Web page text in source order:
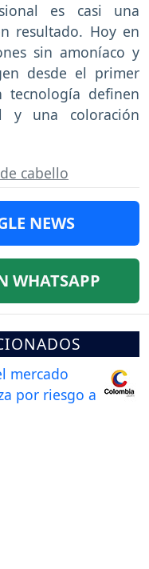
es casi una
resultado. Hoy en
sin amoníaco y
desde el primer
tecnología definen
y una coloración
cabello
NEWS
WHATSAPP